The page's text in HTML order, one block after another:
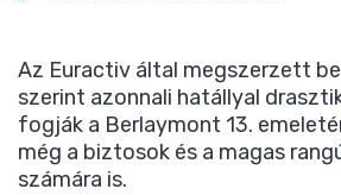
Az Euractiv által megszerzett
szerint azonnali hatállyal
fogják a Berlaymont 13.
még a biztosok és a magas
számára is.